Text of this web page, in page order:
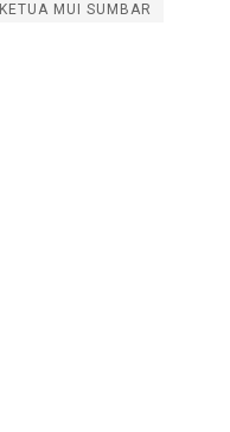
KETUA MUI SUMBAR